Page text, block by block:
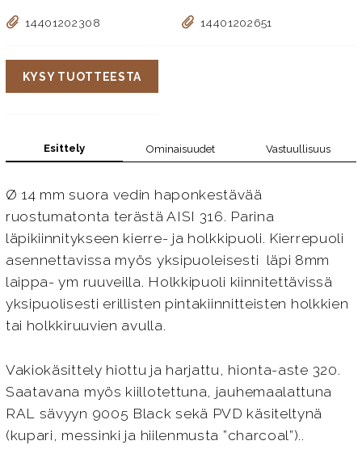
14401202308 14401202651
KYSY TUOTTEESTA
Esittely Ominaisuudet Vastuullisuus
Ø 14 mm suora vedin haponkestävää
ruostumatonta terästä AISI 316. Parina
läpikiinnitykseen kierre- ja holkkipuoli. Kierrepuoli
asennettavissa myös yksipuoleisesti läpi 8mm
laippa- ym ruuveilla. Holkkipuoli kiinnitettävissä
yksipuolisesti erillisten pintakiinnitteisten holkkien
tai holkkiruuvien avulla.
Vakiokäsittely hiottu ja harjattu, hionta-aste 320.
Saatavana myös kiillotettuna, jauhemaalattuna
RAL sävyyn 9005 Black sekä PVD käsiteltynä
(kupari, messinki ja hiilenmusta ”charcoal”)..